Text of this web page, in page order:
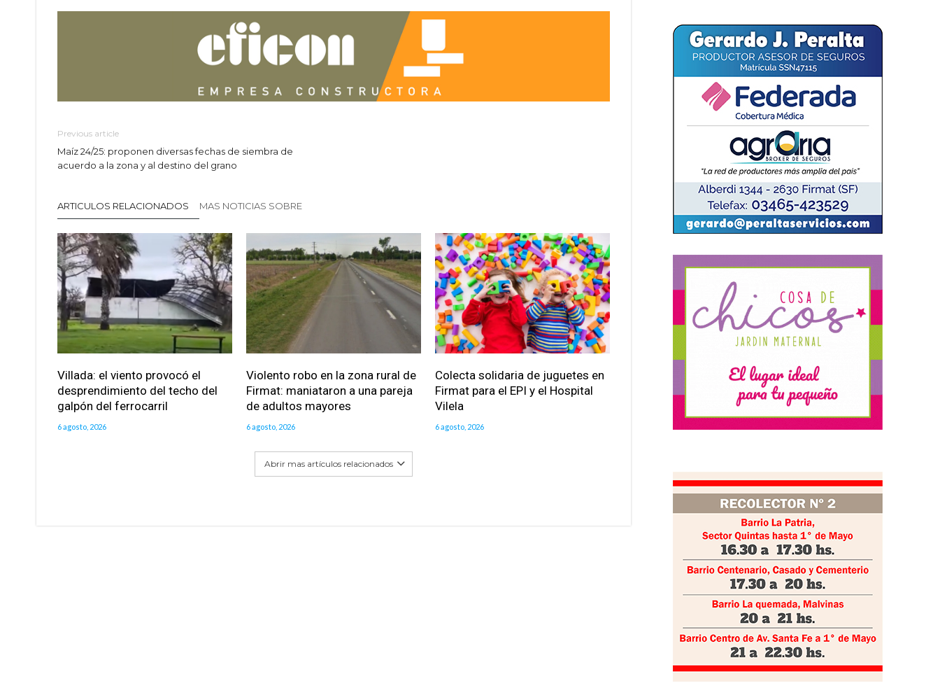
Previous article
Maíz 24/25: proponen diversas fechas de siembra de
acuerdo a la zona y al destino del grano
ARTICULOS RELACIONADOS MAS NOTICIAS SOBRE
Villada: el viento provocó el
desprendimiento del techo del
galpón del ferrocarril
6 agosto, 2026
Violento robo en la zona rural de
Firmat: maniataron a una pareja
de adultos mayores
6 agosto, 2026
Colecta solidaria de juguetes en
Firmat para el EPI y el Hospital
Vilela
6 agosto, 2026
Abrir mas artículos relacionados